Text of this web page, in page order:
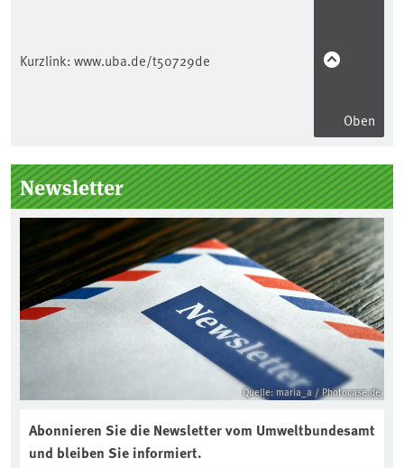
Kurzlink: www.uba.de/t50729de
Oben
Seitenleiste
Newsletter
Quelle: maria_a / Photocase.de
Abonnieren Sie die Newsletter vom Umweltbundesamt
und bleiben Sie informiert.